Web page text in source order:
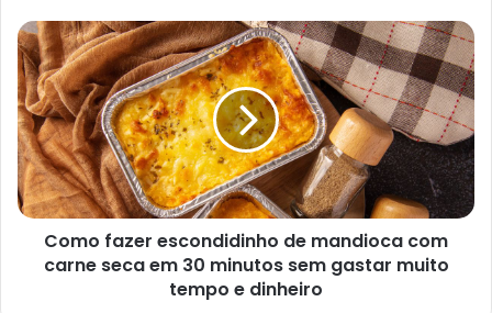
Omelete de queijo com vegetais – Reprodução Canva Pro
Como fazer escondidinho de mandioca com
carne seca em 30 minutos sem gastar muito
tempo e dinheiro